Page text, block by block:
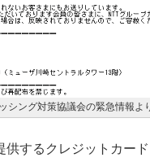
シング対策協議会の緊急情報よ
するクレジットカード